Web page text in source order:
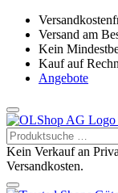
Versand am
Kein
Kauf auf
Angebote
Kein Verkauf an
Versandkosten.